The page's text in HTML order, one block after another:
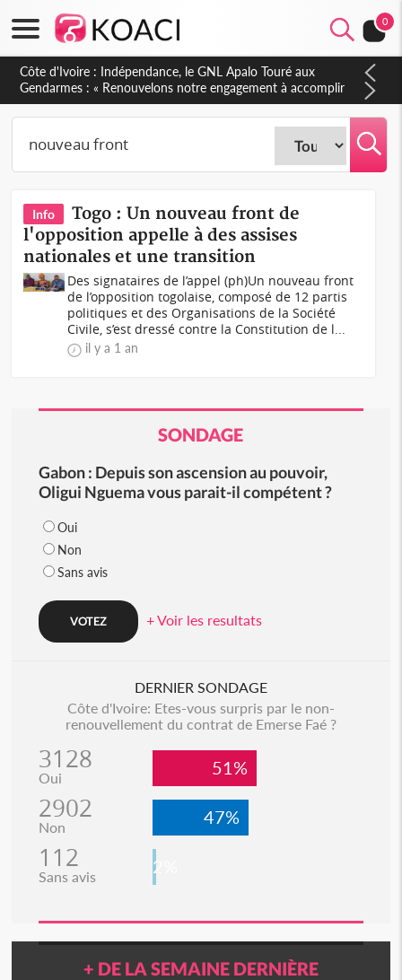
0
Côte d'Ivoire : Indépendance, le GNL Apalo Touré aux
Gendarmes : « Renouvelons notre engagement à accomplir
notre mission avec honneur, discipline, loyauté et
dévouement »
Info
Togo : Un nouveau front de
l'opposition appelle à des assises
nationales et une transition
Des signataires de l’appel (ph)Un nouveau front
de l’opposition togolaise, composé de 12 partis
politiques et des Organisations de la Société
Civile, s’est dressé contre la Constitution de l...
il y a 1 an
SONDAGE
Gabon : Depuis son ascension au pouvoir,
Oligui Nguema vous parait-il compétent ?
Oui
Non
Sans avis
+ Voir les resultats
DERNIER SONDAGE
Côte d'Ivoire: Etes-vous surpris par le non-
renouvellement du contrat de Emerse Faé ?
3128
Oui 51%
2902
Non 47%
112
Sans avis 2%
+ DE LA SEMAINE DERNIÈRE